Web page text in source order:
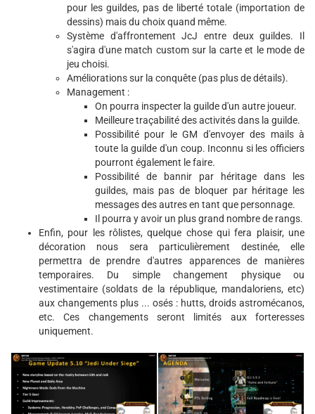
pour les guildes, pas de liberté totale (importation de
dessins) mais du choix quand même.
Système d'affrontement JcJ entre deux guildes. Il
s'agira d'une match custom sur la carte et le mode de
jeu choisi.
Améliorations sur la conquête (pas plus de détails).
Management :
On pourra inspecter la guilde d'un autre joueur.
Meilleure traçabilité des activités dans la guilde.
Possibilité pour le GM d'envoyer des mails à
toute la guilde d'un coup. Inconnu si les officiers
pourront également le faire.
Possibilité de bannir par héritage dans les
guildes, mais pas de bloquer par héritage les
messages des autres en tant que personnage.
Il pourra y avoir un plus grand nombre de rangs.
Enfin, pour les rôlistes, quelque chose qui fera plaisir, une
décoration nous sera particulièrement destinée, elle
permettra de prendre d'autres apparences de manières
temporaires. Du simple changement physique ou
vestimentaire (soldats de la république, mandaloriens, etc)
aux changements plus ... osés : hutts, droids astromécanos,
etc. Ces changements seront limités aux forteresses
uniquement.